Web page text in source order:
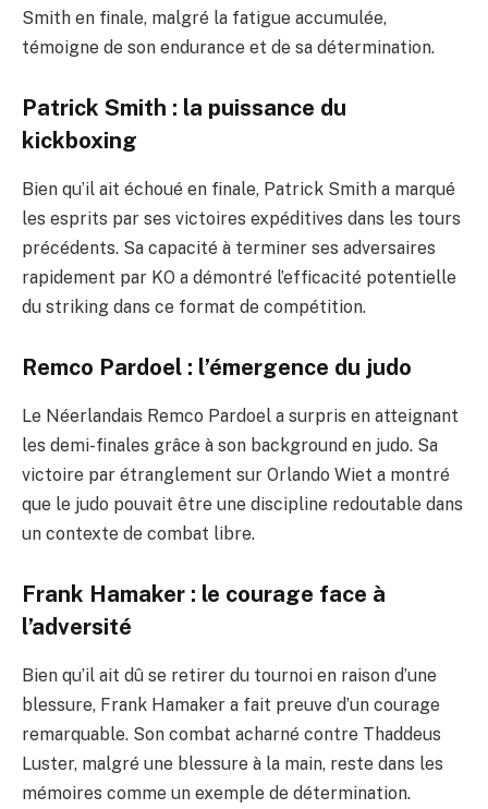
Smith en finale, malgré la fatigue accumulée,
témoigne de son endurance et de sa détermination.
Patrick Smith : la puissance du
kickboxing
Bien qu’il ait échoué en finale, Patrick Smith a marqué
les esprits par ses victoires expéditives dans les tours
précédents. Sa capacité à terminer ses adversaires
rapidement par KO a démontré l’efficacité potentielle
du striking dans ce format de compétition.
Remco Pardoel : l’émergence du judo
Le Néerlandais Remco Pardoel a surpris en atteignant
les demi-finales grâce à son background en judo. Sa
victoire par étranglement sur Orlando Wiet a montré
que le judo pouvait être une discipline redoutable dans
un contexte de combat libre.
Frank Hamaker : le courage face à
l’adversité
Bien qu’il ait dû se retirer du tournoi en raison d’une
blessure, Frank Hamaker a fait preuve d’un courage
remarquable. Son combat acharné contre Thaddeus
Luster, malgré une blessure à la main, reste dans les
mémoires comme un exemple de détermination.